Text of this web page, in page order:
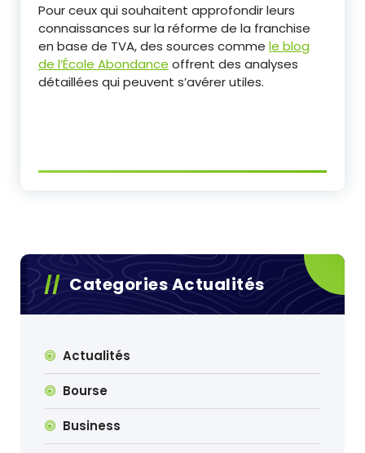
Pour ceux qui souhaitent approfondir leurs
connaissances sur la réforme de la franchise
en base de TVA, des sources comme le blog
de l’École Abondance offrent des analyses
détaillées qui peuvent s’avérer utiles.
Categories Actualités
Actualités
Bourse
Business